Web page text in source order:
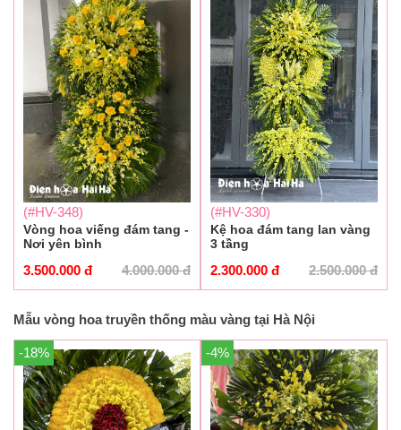
(#HV-348)
Vòng hoa viếng đám tang -
Nơi yên bình
4.000.000đ
3.500.000 đ
(#HV-330)
Kệ hoa đám tang lan vàng
3 tầng
2.500.000đ
2.300.000 đ
Mẫu vòng hoa truyền thống màu vàng tại Hà Nội
-18% -4%